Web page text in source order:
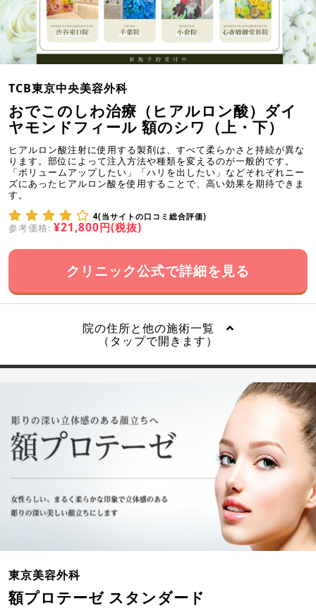
TCB東京中央美容外科
おでこのしわ治療（ヒアルロン酸）ダイ
ヤモンドフィール 額のシワ（上・下）
ヒアルロン酸注射に使用する製剤は、すべて柔らかさと持続が異な
ります。部位によって注入方法や種類を変えるのが一般的です。
「ボリュームアップしたい」「ハリを出したい」などそれぞれニー
ズにあったヒアルロン酸を使用することで、高い効果を期待できま
す。
4(当サイトの口コミ総合評価)
参考価格: ¥21,800円(税抜)
クリニック公式で詳細を見る
院の住所と他の施術一覧
（タップで開きます）
東京美容外科
額プロテーゼ スタンダード